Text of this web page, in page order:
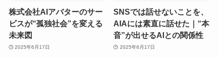
株式会社AIアバターのサー
ビスが“孤独社会”を変える
未来図
2025年6月17日
SNSでは話せないことを、
AIAには素直に話せた｜“本
音”が出せるAIとの関係性
2025年6月17日